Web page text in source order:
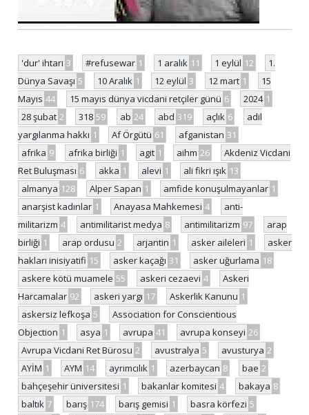
'dur' ihtarı 3 #refusewar 1 1 aralık 11 1 eylül 12
1.
Dünya Savaşı 5 10 Aralık 1 12 eylül 3 12 mart 1
15
Mayıs 44 15 mayıs dünya vicdani retçiler günü 6 2024 1
28 şubat 2 318 59 ab 24 abd 319 açlık 6
adil
yargılanma hakkı 1 Af Örgütü 61 afganistan 31
afrika 9 afrika birliği 1 agit 1 aihm 26
Akdeniz Vicdani
Ret Buluşması 6 akka 1 alevi 1 ali fikri ışık 13
almanya 128 Alper Sapan 1 amfide konuşulmayanlar 1
anarşist kadınlar 1 Anayasa Mahkemesi 4
anti-
militarizm 4 antimilitarist medya 8 antimilitarizm 97
arap
birliği 1 arap ordusu 2 arjantin 1 asker aileleri 1
asker
hakları inisiyatifi 15 asker kaçağı 31 asker uğurlama 18
askere kötü muamele 55 askeri cezaevi 4
Askeri
Harcamalar 92 askeri yargı 17 Askerlik Kanunu 1
askersiz lefkoşa 5
Association for Conscientious
Objection 1 asya 1 avrupa 41 avrupa konseyi 26
Avrupa Vicdani Ret Bürosu 2 avustralya 5 avusturya 2
AYİM 1 AYM 14 ayrımcılık 1 azerbaycan 8 bae 2
bahçeşehir üniversitesi 1 bakanlar komitesi 4 bakaya 8
baltık 7 barış 174 barış gemisi 1 basra körfezi 5